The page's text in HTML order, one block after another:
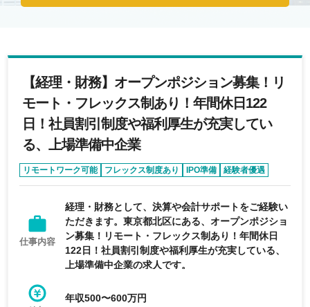
【経理・財務】オープンポジション募集！リ
モート・フレックス制あり！年間休日122
日！社員割引制度や福利厚生が充実してい
る、上場準備中企業
リモートワーク可能 フレックス制度あり IPO準備
経験者優遇
学歴不問
仕事内容
経理・財務として、決算や会計サポートをご経験い
ただきます。東京都北区にある、オープンポジショ
ン募集！リモート・フレックス制あり！年間休日
122日！社員割引制度や福利厚生が充実している、
上場準備中企業の求人です。
年収500〜600万円